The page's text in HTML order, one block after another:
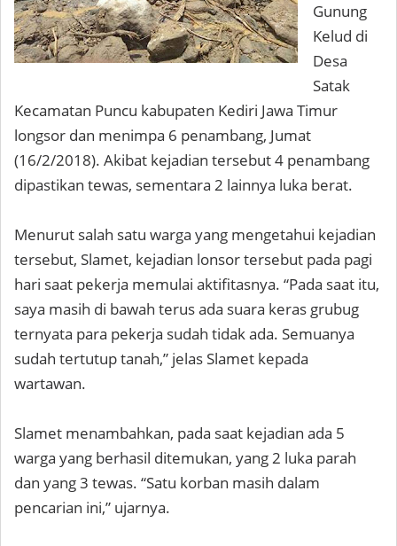
Gunung
Kelud di
Desa
Satak
Kecamatan Puncu kabupaten Kediri Jawa Timur
longsor dan menimpa 6 penambang, Jumat
(16/2/2018). Akibat kejadian tersebut 4 penambang
dipastikan tewas, sementara 2 lainnya luka berat.
Menurut salah satu warga yang mengetahui kejadian
tersebut, Slamet, kejadian lonsor tersebut pada pagi
hari saat pekerja memulai aktifitasnya. “Pada saat itu,
saya masih di bawah terus ada suara keras grubug
ternyata para pekerja sudah tidak ada. Semuanya
sudah tertutup tanah,” jelas Slamet kepada
wartawan.
Slamet menambahkan, pada saat kejadian ada 5
warga yang berhasil ditemukan, yang 2 luka parah
dan yang 3 tewas. “Satu korban masih dalam
pencarian ini,” ujarnya.